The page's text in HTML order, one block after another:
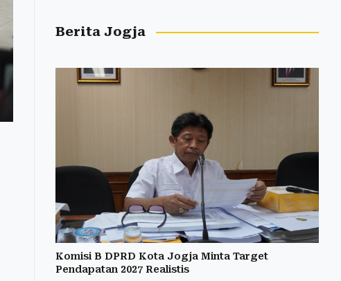
Berita Jogja
Komisi B DPRD Kota Jogja Minta Target
Pendapatan 2027 Realistis